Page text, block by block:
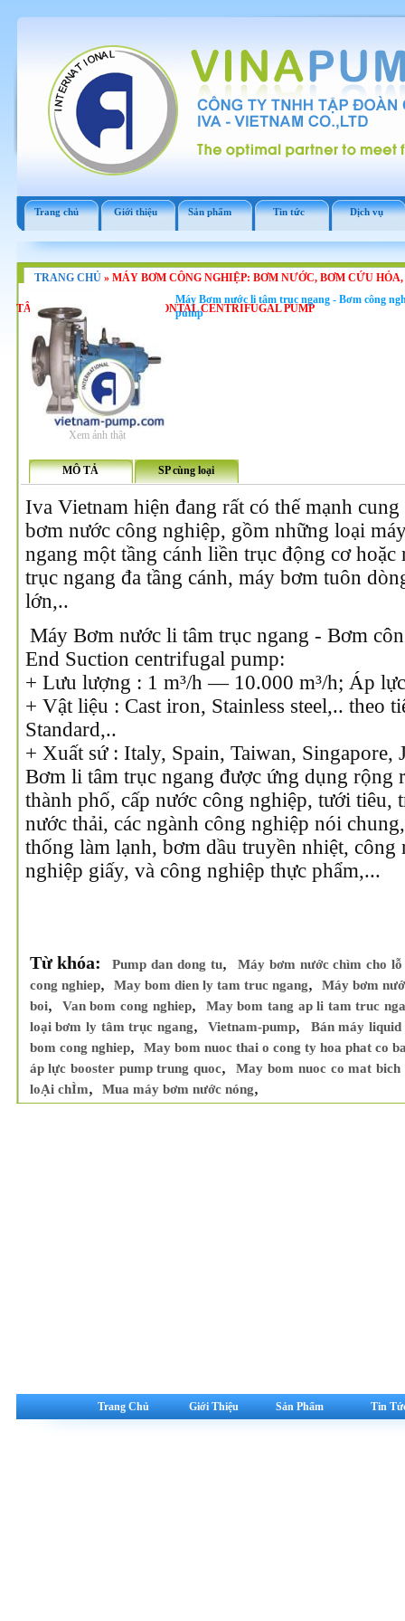
Trang chủ Giới thiệu Sản phẩm Tin tức Dịch vụ
TRANG CHỦ» MÁY BƠM CÔNG NGHIỆP: BƠM NƯỚC, BƠM CỨU
TÂM TRỤC NGANG, HORIZONTAL CENTRIFUGAL PUMP
Xem ảnh thật
Máy Bơm nước li tâm trục ngang - Bơm công
pump
MÔ TẢ SP cùng loại
Iva Vietnam hiện đang rất có thế mạnh
bơm nước công nghiệp, gồm những loại
ngang một tầng cánh liền trục động cơ
trục ngang đa tầng cánh, máy bơm tuôn
lớn,..
Máy Bơm nước li tâm trục ngang - Bơm
End Suction centrifugal pump:
+ Lưu lượng : 1 m³/h — 10.000 m³/h; Áp
+ Vật liệu : Cast iron, Stainless steel,.. theo
Standard,..
+ Xuất sứ : Italy, Spain, Taiwan,
Bơm li tâm trục ngang được ứng dụng rộng
thành phố, cấp nước công nghiệp, tưới tiêu,
nước thải, các ngành công nghiệp nói
thống làm lạnh, bơm dầu truyền nhiệt, công
nghiệp giấy, và công nghiệp thực phẩm,...
Từ khóa: Pump dan dong tu,
Máy bơm nước chìm cho lỗ
cong nghiep, May bom dien ly tam truc ngang,
Máy bơm
boi, Van bom cong nghiep,
May bom tang ap li tam truc
loại bơm ly tâm trục ngang,Vietnam-pump,
Bán máy
bom cong nghiep,
May bom nuoc thai o cong ty hoa phat co
áp lực booster pump trung quoc,May bom nuoc co mat bich
loẠi chÌm, Mua máy bơm nước nóng,
Trang Chủ Giới Thiệu Sản Phẩm Tin